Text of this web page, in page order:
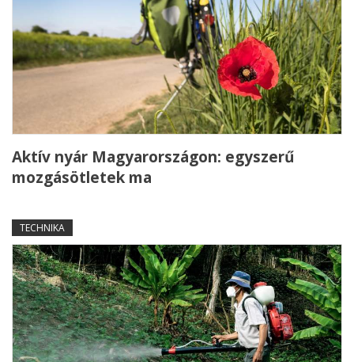
Aktív nyár Magyarországon: egyszerű
mozgásötletek ma
TECHNIKA